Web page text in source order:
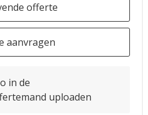
offerte
aanvragen
in de
uploaden